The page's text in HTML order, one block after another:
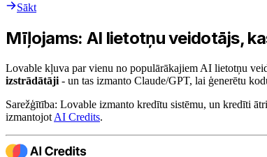
Sākt
Mīļojams: AI lietotņu veidotājs,
Lovable kļuva par vienu no populārākajiem AI lietotņu
izstrādātāji - un tas izmanto Claude/GPT, lai ģenerētu
Sarežģītība: Lovable izmanto kredītu sistēmu, un kredīti
izmantojot AI Credits.